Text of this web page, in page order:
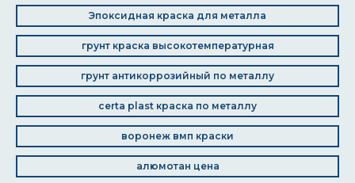
Эпоксидная краска для металла
грунт краска высокотемпературная
грунт антикоррозийный по металлу
certa plast краска по металлу
воронеж вмп краски
алюмотан цена